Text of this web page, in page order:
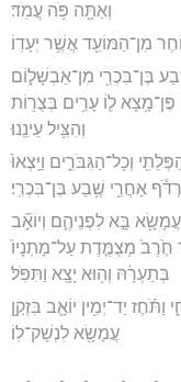
וְאַתָּ֖ה פֹּ֥ה עֲמֹֽד׃
מִן־הַמּוֹעֵ֖ד אֲשֶׁ֥ר יְעָדֽוֹ׃
בֶּן־בִּכְרִ֖י מִן־אַבְשָׁל֑וֹם
ל֛וֹ עָרִ֥ים בְּצֻר֖וֹת
וְהִצִּ֥יל עֵינֵֽנוּ׃
וְכָל־הַגִּבֹּרִ֑ים וַיֵּֽצְאוּ֙
אַחֲרֵ֖י שֶׁ֥בַע בֶּן־בִּכְרִֽי׃
בָּ֣א לִפְנֵיהֶ֑ם וְיוֹאָ֞ב
חֶ֙רֶב֙ מְצֻמֶּ֤דֶת עַל־מָתְנָיו֙
בְּתַעְרָ֔הּ וְה֥וּא יָצָ֖א וַתִּפֹּֽל׃
יַד־יְמִ֥ין יוֹאָ֛ב בִּזְקַ֥ן
עֲמָשָׂ֖א לִנְשָׁק־לֽוֹ׃